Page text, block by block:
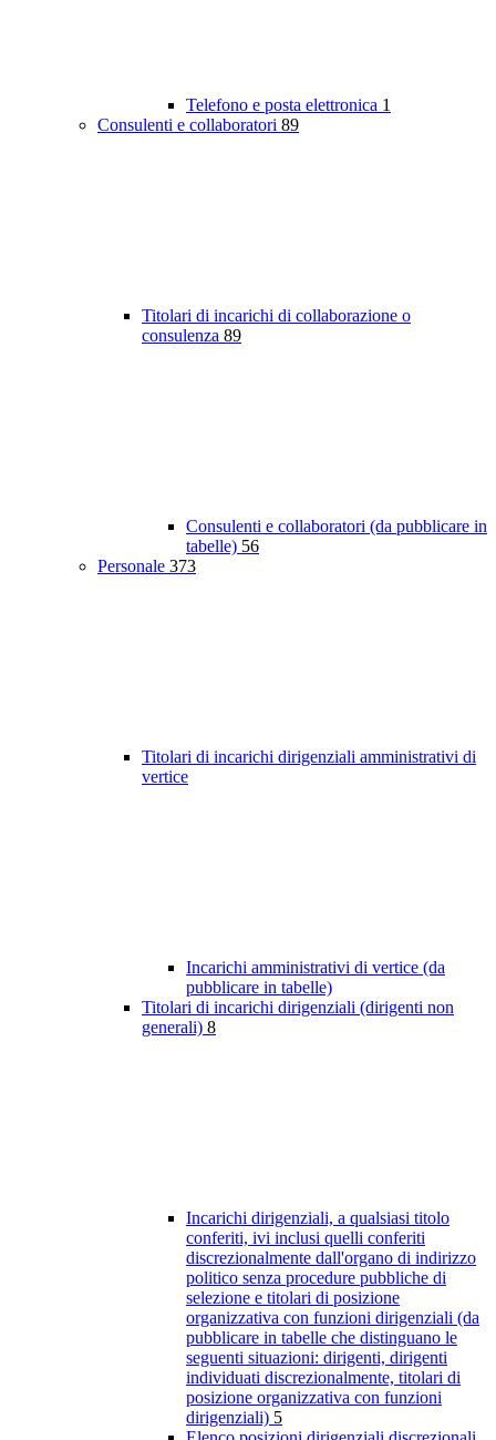
Telefono e posta elettronica 1
Consulenti e collaboratori 89
Titolari di incarichi di collaborazione o
consulenza 89
Consulenti e collaboratori (da pubblicare in
tabelle) 56
Personale 373
Titolari di incarichi dirigenziali amministrativi di
vertice
Incarichi amministrativi di vertice (da
pubblicare in tabelle)
Titolari di incarichi dirigenziali (dirigenti non
generali) 8
Incarichi dirigenziali, a qualsiasi titolo
conferiti, ivi inclusi quelli conferiti
discrezionalmente dall'organo di indirizzo
politico senza procedure pubbliche di
selezione e titolari di posizione
organizzativa con funzioni dirigenziali (da
pubblicare in tabelle che distinguano le
seguenti situazioni: dirigenti, dirigenti
individuati discrezionalmente, titolari di
posizione organizzativa con funzioni
dirigenziali) 5